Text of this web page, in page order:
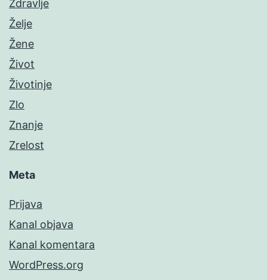
Zdravlje
Želje
Žene
Život
Životinje
Zlo
Znanje
Zrelost
Meta
Prijava
Kanal objava
Kanal komentara
WordPress.org